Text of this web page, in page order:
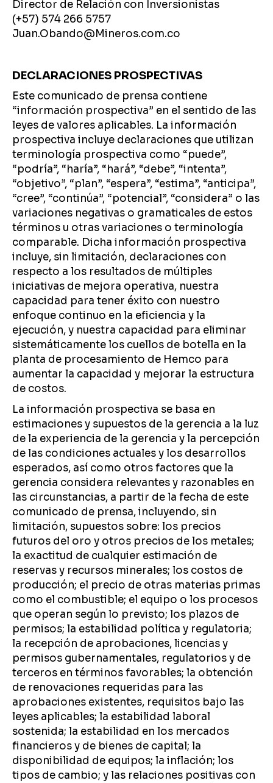
Director de Relación con Inversionistas
(+57) 574 266 5757
Juan.Obando@Mineros.com.co
DECLARACIONES PROSPECTIVAS
Este comunicado de prensa contiene
“información prospectiva” en el sentido de las
leyes de valores aplicables. La información
prospectiva incluye declaraciones que utilizan
terminología prospectiva como “puede”,
“podría”, “haría”, “hará”, “debe”, “intenta”,
“objetivo”, “plan”, “espera”, “estima”, “anticipa”,
“cree”, “continúa”, “potencial”, “considera” o las
variaciones negativas o gramaticales de estos
términos u otras variaciones o terminología
comparable. Dicha información prospectiva
incluye, sin limitación, declaraciones con
respecto a los resultados de múltiples
iniciativas de mejora operativa, nuestra
capacidad para tener éxito con nuestro
enfoque continuo en la eficiencia y la
ejecución, y nuestra capacidad para eliminar
sistemáticamente los cuellos de botella en la
planta de procesamiento de Hemco para
aumentar la capacidad y mejorar la estructura
de costos.
La información prospectiva se basa en
estimaciones y supuestos de la gerencia a la luz
de la experiencia de la gerencia y la percepción
de las condiciones actuales y los desarrollos
esperados, así como otros factores que la
gerencia considera relevantes y razonables en
las circunstancias, a partir de la fecha de este
comunicado de prensa, incluyendo, sin
limitación, supuestos sobre: los precios
futuros del oro y otros precios de los metales;
la exactitud de cualquier estimación de
reservas y recursos minerales; los costos de
producción; el precio de otras materias primas
como el combustible; el equipo o los procesos
que operan según lo previsto; los plazos de
permisos; la estabilidad política y regulatoria;
la recepción de aprobaciones, licencias y
permisos gubernamentales, regulatorios y de
terceros en términos favorables; la obtención
de renovaciones requeridas para las
aprobaciones existentes, requisitos bajo las
leyes aplicables; la estabilidad laboral
sostenida; la estabilidad en los mercados
financieros y de bienes de capital; la
disponibilidad de equipos; la inflación; los
tipos de cambio; y las relaciones positivas con